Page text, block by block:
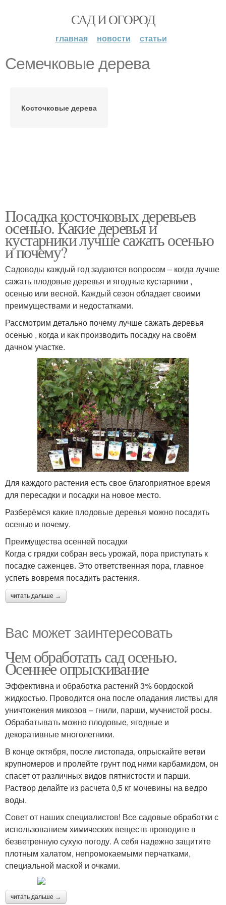
САД И ОГОРОД
главная новости статьи
Семечковые дерева
Косточковые дерева
Посадка косточковых деревьев
осенью. Какие деревья и
кустарники лучше сажать осенью
и почему?
Садоводы каждый год задаются вопросом – когда лучше
сажать плодовые деревья и ягодные кустарники ,
осенью или весной. Каждый сезон обладает своими
преимуществами и недостатками.
Рассмотрим детально почему лучше сажать деревья
осенью , когда и как производить посадку на своём
дачном участке.
Для каждого растения есть свое благоприятное время
для пересадки и посадки на новое место.
Разберёмся какие плодовые деревья можно посадить
осенью и почему.
Преимущества осенней посадки
Когда с грядки собран весь урожай, пора приступать к
посадке саженцев. Это ответственная пора, главное
успеть вовремя посадить растения.
читать дальше →
Вас может заинтересовать
Чем обработать сад осенью.
Осеннее опрыскивание
Эффективна и обработка растений 3% бордоской
жидкостью. Проводится она после опадания листвы для
уничтожения микозов – гнили, парши, мучнистой росы.
Обрабатывать можно плодовые, ягодные и
декоративные многолетники.
В конце октября, после листопада, опрыскайте ветви
крупномеров и пролейте грунт под ними карбамидом, он
спасет от различных видов пятнистости и парши.
Раствор делайте из расчета 0,5 кг мочевины на ведро
воды.
Совет от наших специалистов! Все садовые обработки с
использованием химических веществ проводите в
безветренную сухую погоду. А себя надежно защитите
плотным халатом, непромокаемыми перчатками,
специальной маской и очками.
читать дальше →